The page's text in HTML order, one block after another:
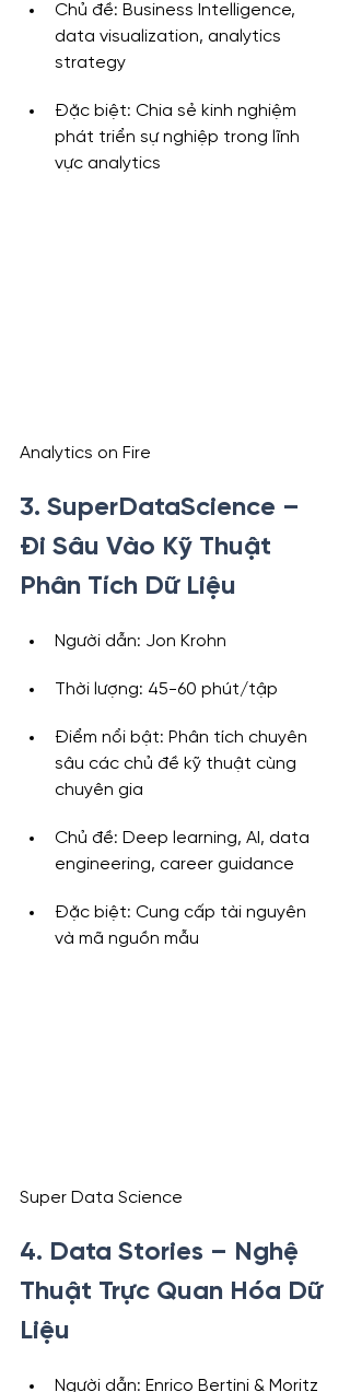
Chủ đề: Business Intelligence,
data visualization, analytics
strategy
Đặc biệt: Chia sẻ kinh nghiệm
phát triển sự nghiệp trong lĩnh
vực analytics
Analytics on Fire
3. SuperDataScience –
Đi Sâu Vào Kỹ Thuật
Phân Tích Dữ Liệu
Người dẫn: Jon Krohn
Thời lượng: 45-60 phút/tập
Điểm nổi bật: Phân tích chuyên
sâu các chủ đề kỹ thuật cùng
chuyên gia
Chủ đề: Deep learning, AI, data
engineering, career guidance
Đặc biệt: Cung cấp tài nguyên
và mã nguồn mẫu
Super Data Science
4. Data Stories – Nghệ
Thuật Trực Quan Hóa Dữ
Liệu
Người dẫn: Enrico Bertini & Moritz